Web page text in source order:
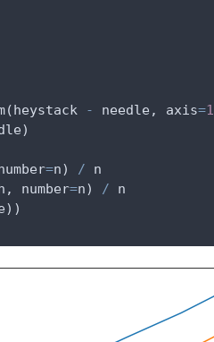
- needle, axis=1
=n) / n
number=n) / n